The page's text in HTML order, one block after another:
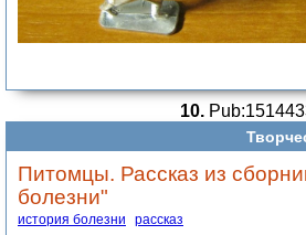
10.
Питомцы. Рассказ из
болезни"
история болезни рассказ